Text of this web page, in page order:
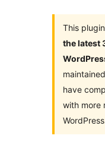
This plugin
the latest
have
with more